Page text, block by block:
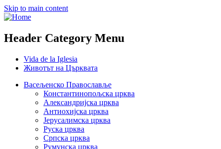
Skip to main content
Header Category Menu
Vida de la Iglesia
Животът на Църквата
Васељенско Православље
Константинопољска црква
Александријска црква
Антиохијска црква
Јерусалимска црква
Руска црква
Српска црква
Румунска црква